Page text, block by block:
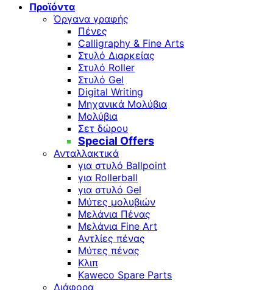
Προϊόντα
Όργανα γραφής
Πένες
Calligraphy & Fine Arts
Στυλό Διαρκείας
Στυλό Roller
Στυλό Gel
Digital Writing
Μηχανικά Μολύβια
Μολύβια
Σετ δώρου
Special Offers
Ανταλλακτικά
για στυλό Ballpoint
για Rollerball
για στυλό Gel
Μύτες μολυβιών
Μελάνια Πένας
Μελάνια Fine Art
Αντλίες πένας
Μύτες πένας
Κλιπ
Kaweco Spare Parts
Διάφορα